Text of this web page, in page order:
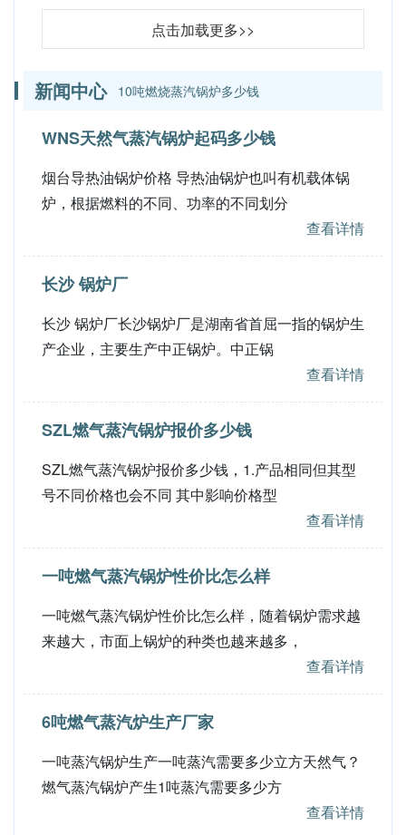
点击加载更多>>
新闻中心 10吨燃烧蒸汽锅炉多少钱
WNS天然气蒸汽锅炉起码多少钱
烟台导热油锅炉价格 导热油锅炉也叫有机载体锅
炉，根据燃料的不同、功率的不同划分
查看详情
长沙 锅炉厂
长沙 锅炉厂长沙锅炉厂是湖南省首屈一指的锅炉生
产企业，主要生产中正锅炉。中正锅
查看详情
SZL燃气蒸汽锅炉报价多少钱
SZL燃气蒸汽锅炉报价多少钱，1.产品相同但其型
号不同价格也会不同 其中影响价格型
查看详情
一吨燃气蒸汽锅炉性价比怎么样
一吨燃气蒸汽锅炉性价比怎么样，随着锅炉需求越
来越大，市面上锅炉的种类也越来越多，
查看详情
6吨燃气蒸汽炉生产厂家
一吨蒸汽锅炉生产一吨蒸汽需要多少立方天然气？
燃气蒸汽锅炉产生1吨蒸汽需要多少方
查看详情